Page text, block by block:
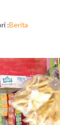
:Berita